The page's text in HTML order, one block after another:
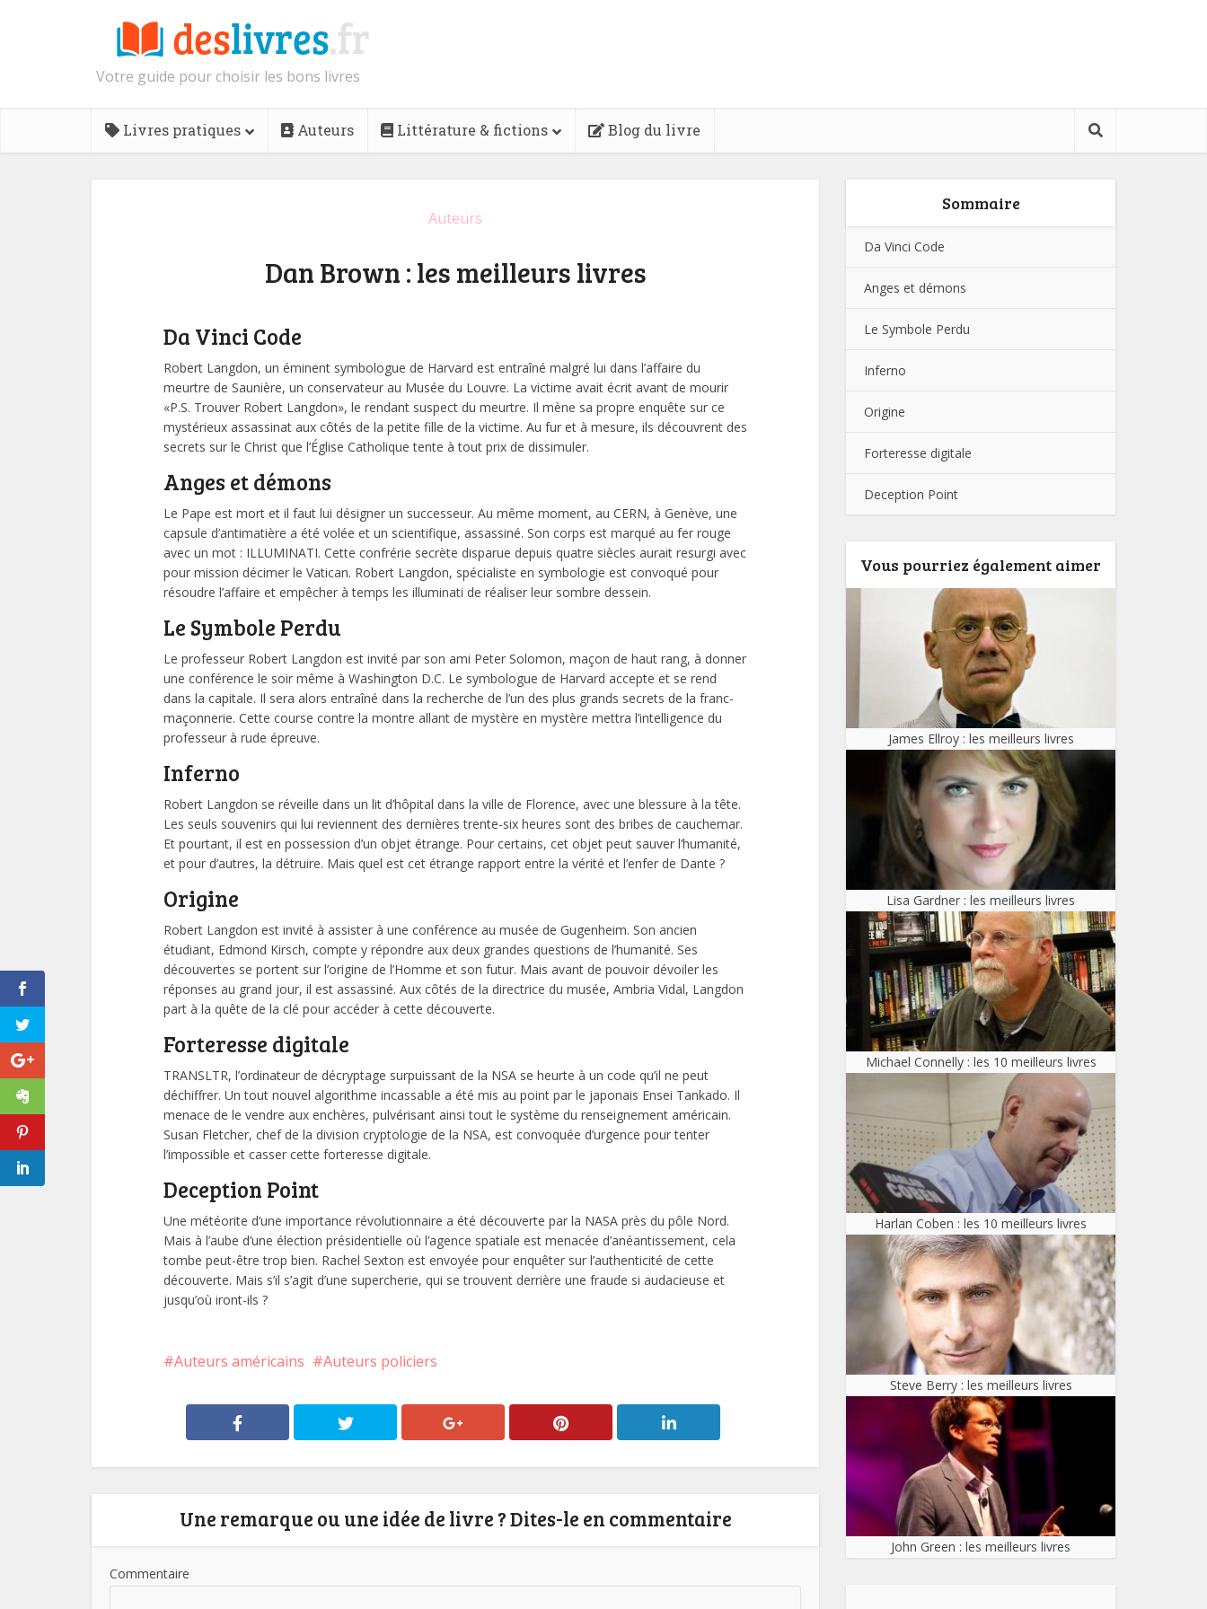
Votre guide pour choisir les bons livres
Livres pratiques Auteurs Littérature & fictions Blog du livre
Auteurs
Dan Brown : les meilleurs livres
Da Vinci Code
Robert Langdon, un éminent symbologue de Harvard est entraîné malgré lui dans l’affaire du
meurtre de Saunière, un conservateur au Musée du Louvre. La victime avait écrit avant de mourir
«P.S. Trouver Robert Langdon», le rendant suspect du meurtre. Il mène sa propre enquête sur ce
mystérieux assassinat aux côtés de la petite fille de la victime. Au fur et à mesure, ils découvrent des
secrets sur le Christ que l’Église Catholique tente à tout prix de dissimuler.
Anges et démons
Le Pape est mort et il faut lui désigner un successeur. Au même moment, au CERN, à Genève, une
capsule d’antimatière a été volée et un scientifique, assassiné. Son corps est marqué au fer rouge
avec un mot : ILLUMINATI. Cette confrérie secrète disparue depuis quatre siècles aurait resurgi avec
pour mission décimer le Vatican. Robert Langdon, spécialiste en symbologie est convoqué pour
résoudre l’affaire et empêcher à temps les illuminati de réaliser leur sombre dessein.
Le Symbole Perdu
Le professeur Robert Langdon est invité par son ami Peter Solomon, maçon de haut rang, à donner
une conférence le soir même à Washington D.C. Le symbologue de Harvard accepte et se rend
dans la capitale. Il sera alors entraîné dans la recherche de l’un des plus grands secrets de la franc-
maçonnerie. Cette course contre la montre allant de mystère en mystère mettra l’intelligence du
professeur à rude épreuve.
Inferno
Robert Langdon se réveille dans un lit d’hôpital dans la ville de Florence, avec une blessure à la tête.
Les seuls souvenirs qui lui reviennent des dernières trente-six heures sont des bribes de cauchemar.
Et pourtant, il est en possession d’un objet étrange. Pour certains, cet objet peut sauver l’humanité,
et pour d’autres, la détruire. Mais quel est cet étrange rapport entre la vérité et l’enfer de Dante ?
Origine
Robert Langdon est invité à assister à une conférence au musée de Gugenheim. Son ancien
étudiant, Edmond Kirsch, compte y répondre aux deux grandes questions de l’humanité. Ses
découvertes se portent sur l’origine de l’Homme et son futur. Mais avant de pouvoir dévoiler les
réponses au grand jour, il est assassiné. Aux côtés de la directrice du musée, Ambria Vidal, Langdon
part à la quête de la clé pour accéder à cette découverte.
Forteresse digitale
TRANSLTR, l’ordinateur de décryptage surpuissant de la NSA se heurte à un code qu’il ne peut
déchiffrer. Un tout nouvel algorithme incassable a été mis au point par le japonais Ensei Tankado. Il
menace de le vendre aux enchères, pulvérisant ainsi tout le système du renseignement américain.
Susan Fletcher, chef de la division cryptologie de la NSA, est convoquée d’urgence pour tenter
l’impossible et casser cette forteresse digitale.
Deception Point
Une météorite d’une importance révolutionnaire a été découverte par la NASA près du pôle Nord.
Mais à l’aube d’une élection présidentielle où l’agence spatiale est menacée d’anéantissement, cela
tombe peut-être trop bien. Rachel Sexton est envoyée pour enquêter sur l’authenticité de cette
découverte. Mais s’il s’agit d’une supercherie, qui se trouvent derrière une fraude si audacieuse et
jusqu’où iront-ils ?
Auteurs américains Auteurs policiers
Une remarque ou une idée de livre ? Dites-le en commentaire
Commentaire
Sommaire
Da Vinci Code
Anges et démons
Le Symbole Perdu
Inferno
Origine
Forteresse digitale
Deception Point
Vous pourriez également aimer
James Ellroy : les meilleurs livres
Lisa Gardner : les meilleurs livres
Michael Connelly : les 10 meilleurs livres
Harlan Coben : les 10 meilleurs livres
Steve Berry : les meilleurs livres
John Green : les meilleurs livres